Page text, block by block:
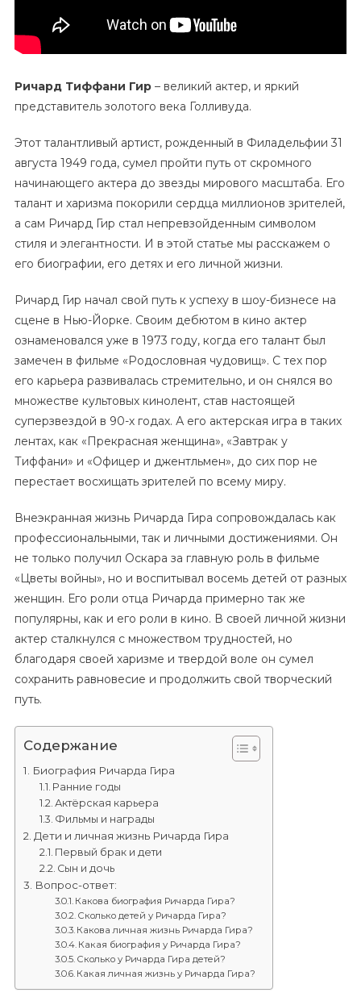
Ричард Тиффани Гир– великий актер, и яркий
представитель золотого века Голливуда.
Этот талантливый артист, рожденный в Филадельфии 31
августа 1949 года, сумел пройти путь от скромного
начинающего актера до звезды мирового масштаба. Его
талант и харизма покорили сердца миллионов зрителей,
а сам Ричард Гир стал непревзойденным символом
стиля и элегантности. И в этой статье мы расскажем о
его биографии, его детях и его личной жизни.
Ричард Гир начал свой путь к успеху в шоу-бизнесе на
сцене в Нью-Йорке. Своим дебютом в кино актер
ознаменовался уже в 1973 году, когда его талант был
замечен в фильме «Родословная чудовищ». С тех пор
его карьера развивалась стремительно, и он снялся во
множестве культовых кинолент, став настоящей
суперзвездой в 90-х годах. А его актерская игра в таких
лентах, как «Прекрасная женщина», «Завтрак у
Тиффани» и «Офицер и джентльмен», до сих пор не
перестает восхищать зрителей по всему миру.
Внеэкранная жизнь Ричарда Гира сопровождалась как
профессиональными, так и личными достижениями. Он
не только получил Оскара за главную роль в фильме
«Цветы войны», но и воспитывал восемь детей от разных
женщин. Его роли отца Ричарда примерно так же
популярны, как и его роли в кино. В своей личной жизни
актер сталкнулся с множеством трудностей, но
благодаря своей харизме и твердой воле он сумел
сохранить равновесие и продолжить свой творческий
путь.
Содержание
Биография Ричарда Гира
Ранние годы
Актёрская карьера
Фильмы и награды
Дети и личная жизнь Ричарда Гира
Первый брак и дети
Сын и дочь
Вопрос-ответ:
Какова биография Ричарда Гира?
Сколько детей у Ричарда Гира?
Какова личная жизнь Ричарда Гира?
Какая биография у Ричарда Гира?
Сколько у Ричарда Гира детей?
Какая личная жизнь у Ричарда Гира?